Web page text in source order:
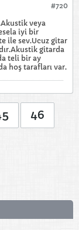
#720
veya
iyi bir
ile sev.Ucuz gitar
gitarda
teli bir ay
hoş tarafları var.
46